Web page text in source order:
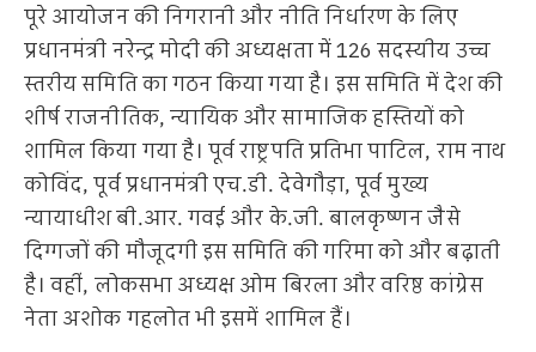
पूरे आयोजन की निगरानी और नीति निर्धारण के लिए
प्रधानमंत्री नरेन्द्र मोदी की अध्यक्षता में 126 सदस्यीय उच्च
स्तरीय समिति का गठन किया गया है। इस समिति में देश की
शीर्ष राजनीतिक, न्यायिक और सामाजिक हस्तियों को
शामिल किया गया है। पूर्व राष्ट्रपति प्रतिभा पाटिल, राम नाथ
कोविंद, पूर्व प्रधानमंत्री एच.डी. देवेगौड़ा, पूर्व मुख्य
न्यायाधीश बी.आर. गवई और के.जी. बालकृष्णन जैसे
दिग्गजों की मौजूदगी इस समिति की गरिमा को और बढ़ाती
है। वहीं, लोकसभा अध्यक्ष ओम बिरला और वरिष्ठ कांग्रेस
नेता अशोक गहलोत भी इसमें शामिल हैं।